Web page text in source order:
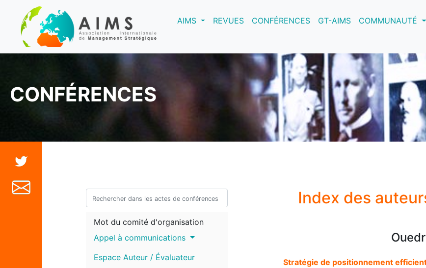
AIMS(current)REVUES CONFÉRENCES GT-AIMS COMMUNAUTÉ
CONFÉRENCES
Mot du comité d'organisation
Appel à communications
Espace Auteur / Évaluateur
Index des
Stratégie de positionnement